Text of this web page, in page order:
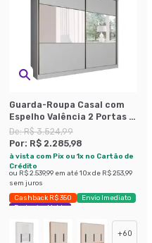
Guarda-Roupa Casal com
Espelho Valência 2 Portas 6
Gavetas Branco
De:R$ 3.524,99
Por: R$ 2.285,98
à vista com Pix ou 1x no Cartão de
Crédito
ou R$ 2.539,99 em até10x de R$ 253,99
sem juros
Cashback R$ 350
Envio Imediato
Exclusivo Mobly
+60